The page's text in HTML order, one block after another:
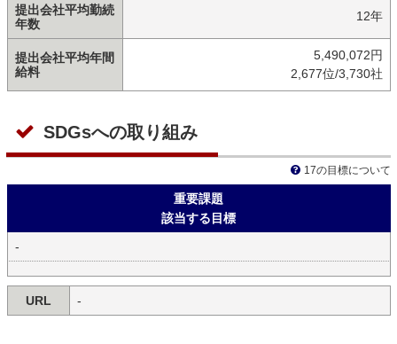
提出会社平均勤続
年数
12年
提出会社平均年間
給料
5,490,072円
2,677位/3,730社
SDGsへの取り組み
17の目標について
重要課題
該当する目標
-
URL -